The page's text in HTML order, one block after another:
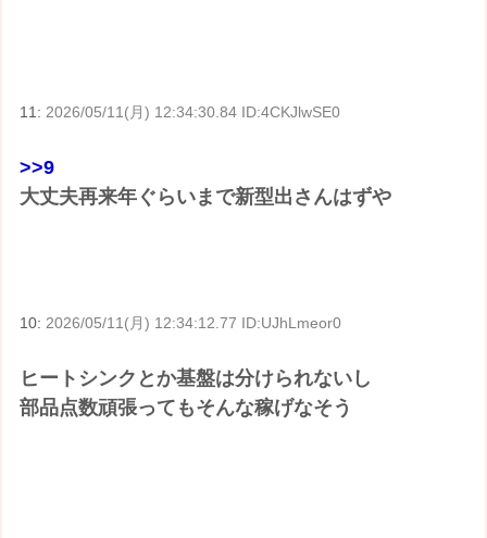
11: 2026/05/11(月) 12:34:30.84 ID:4CKJlwSE0
>>9
大丈夫再来年ぐらいまで新型出さんはずや
10:2026/05/11(月) 12:34:12.77 ID:UJhLmeor0
ヒートシンクとか基盤は分けられないし
部品点数頑張ってもそんな稼げなそう